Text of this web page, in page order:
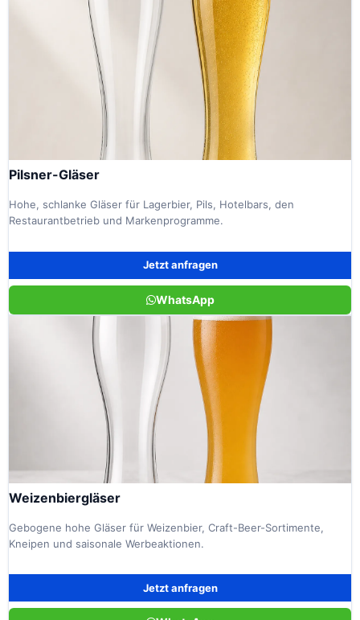
Pilsner-Gläser
Hohe, schlanke Gläser für Lagerbier, Pils, Hotelbars, den
Restaurantbetrieb und Markenprogramme.
Jetzt anfragen
WhatsApp
Weizenbiergläser
Gebogene hohe Gläser für Weizenbier, Craft-Beer-Sortimente,
Kneipen und saisonale Werbeaktionen.
Jetzt anfragen